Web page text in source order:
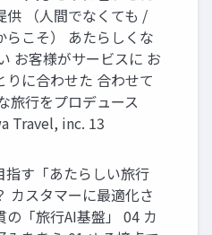
供 （⼈間でなくても /
らこそ） あたらしくな
お客様がサービスに お
りに合わせた 合わせて
旅⾏をプロデュース
Travel, inc. 13
指す「あたらしい旅⾏
カスタマーに最適化さ
の「旅⾏AI基盤」 04 カ